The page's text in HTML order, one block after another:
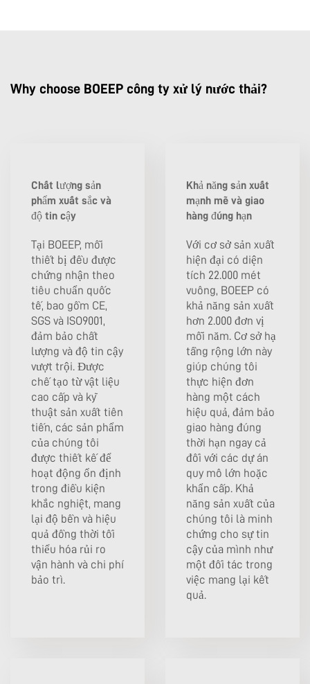
Why choose BOEEP công ty xử lý nước thải?
Chất lượng sản
phẩm xuất sắc và
độ tin cậy
Tại BOEEP, mỗi
thiết bị đều được
chứng nhận theo
tiêu chuẩn quốc
tế, bao gồm CE,
SGS và ISO9001,
đảm bảo chất
lượng và độ tin cậy
vượt trội. Được
chế tạo từ vật liệu
cao cấp và kỹ
thuật sản xuất tiên
tiến, các sản phẩm
của chúng tôi
được thiết kế để
hoạt động ổn định
trong điều kiện
khắc nghiệt, mang
lại độ bền và hiệu
quả đồng thời tối
thiểu hóa rủi ro
vận hành và chi phí
bảo trì.
Khả năng sản xuất
mạnh mẽ và giao
hàng đúng hạn
Với cơ sở sản xuất
hiện đại có diện
tích 22.000 mét
vuông, BOEEP có
khả năng sản xuất
hơn 2.000 đơn vị
mỗi năm. Cơ sở hạ
tầng rộng lớn này
giúp chúng tôi
thực hiện đơn
hàng một cách
hiệu quả, đảm bảo
giao hàng đúng
thời hạn ngay cả
đối với các dự án
quy mô lớn hoặc
khẩn cấp. Khả
năng sản xuất của
chúng tôi là minh
chứng cho sự tin
cậy của mình như
một đối tác trong
việc mang lại kết
quả.